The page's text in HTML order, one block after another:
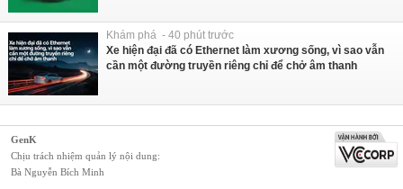
Khám phá - 40 phút trước
Xe hiện đại đã có Ethernet làm xương sống, vì sao vẫn
cần một đường truyền riêng chỉ để chở âm thanh
GenK
Chịu trách nhiệm quản lý nội dung:
Bà Nguyễn Bích Minh